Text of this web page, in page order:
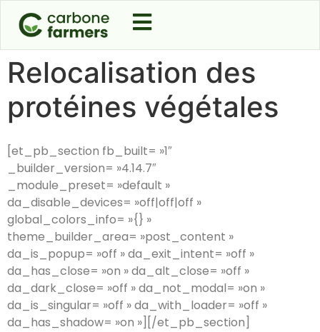
Relocalisation des
protéines végétales
[et_pb_section fb_built= »1″
_builder_version= »4.14.7″
_module_preset= »default »
da_disable_devices= »off|off|off »
global_colors_info= »{} »
theme_builder_area= »post_content »
da_is_popup= »off » da_exit_intent= »off »
da_has_close= »on » da_alt_close= »off »
da_dark_close= »off » da_not_modal= »on »
da_is_singular= »off » da_with_loader= »off »
da_has_shadow= »on »][/et_pb_section]